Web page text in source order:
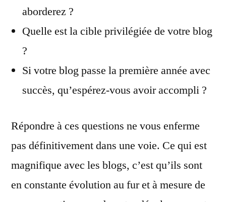
aborderez ?
Quelle est la cible privilégiée de votre blog
?
Si votre blog passe la première année avec
succès, qu’espérez-vous avoir accompli ?
Répondre à ces questions ne vous enferme
pas définitivement dans une voie. Ce qui est
magnifique avec les blogs, c’est qu’ils sont
en constante évolution au fur et à mesure de